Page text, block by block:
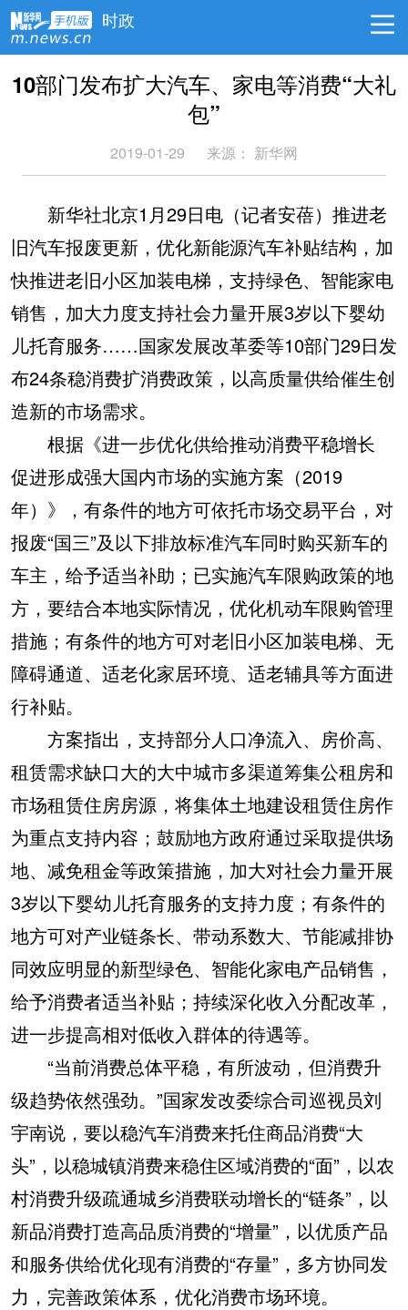
时政
10部门发布扩大汽车、家电等消费“大礼
包”
2019-01-29 来源： 新华网
新华社北京1月29日电（记者安蓓）推进老
旧汽车报废更新，优化新能源汽车补贴结构，加
快推进老旧小区加装电梯，支持绿色、智能家电
销售，加大力度支持社会力量开展3岁以下婴幼
儿托育服务……国家发展改革委等10部门29日发
布24条稳消费扩消费政策，以高质量供给催生创
造新的市场需求。
根据《进一步优化供给推动消费平稳增长
促进形成强大国内市场的实施方案（2019
年）》，有条件的地方可依托市场交易平台，对
报废“国三”及以下排放标准汽车同时购买新车的
车主，给予适当补助；已实施汽车限购政策的地
方，要结合本地实际情况，优化机动车限购管理
措施；有条件的地方可对老旧小区加装电梯、无
障碍通道、适老化家居环境、适老辅具等方面进
行补贴。
方案指出，支持部分人口净流入、房价高、
租赁需求缺口大的大中城市多渠道筹集公租房和
市场租赁住房房源，将集体土地建设租赁住房作
为重点支持内容；鼓励地方政府通过采取提供场
地、减免租金等政策措施，加大对社会力量开展
3岁以下婴幼儿托育服务的支持力度；有条件的
地方可对产业链条长、带动系数大、节能减排协
同效应明显的新型绿色、智能化家电产品销售，
给予消费者适当补贴；持续深化收入分配改革，
进一步提高相对低收入群体的待遇等。
“当前消费总体平稳，有所波动，但消费升
级趋势依然强劲。”国家发改委综合司巡视员刘
宇南说，要以稳汽车消费来托住商品消费“大
头”，以稳城镇消费来稳住区域消费的“面”，以农
村消费升级疏通城乡消费联动增长的“链条”，以
新品消费打造高品质消费的“增量”，以优质产品
和服务供给优化现有消费的“存量”，多方协同发
力，完善政策体系，优化消费市场环境。